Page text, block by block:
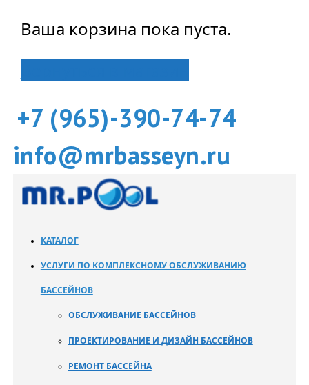
Ваша корзина пока пуста.
+7 (965)-390-74-74
info@mrbasseyn.ru
КАТАЛОГ
УСЛУГИ ПО КОМПЛЕКСНОМУ ОБСЛУЖИВАНИЮ
БАССЕЙНОВ
ОБСЛУЖИВАНИЕ БАССЕЙНОВ
ПРОЕКТИРОВАНИЕ И ДИЗАЙН БАССЕЙНОВ
РЕМОНТ БАССЕЙНА